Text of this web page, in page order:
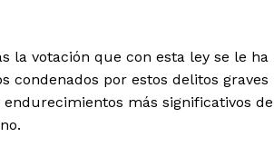
la votación que con esta ley se le ha
condenados por estos delitos graves
más significativos